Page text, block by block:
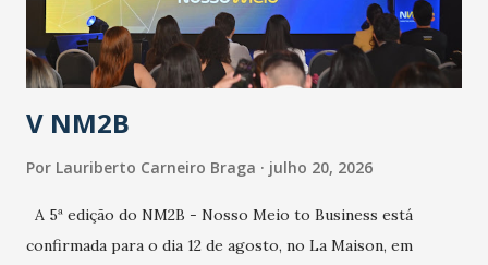
contaminação alta, podendo gerar um grande risco à
população e ao sistema de saúde. “Precisamos saber fazer a
estratificação do risco da doença, para não so...
V NM2B
Por Lauriberto Carneiro Braga julho 20, 2026
A 5ª edição do NM2B - Nosso Meio to Business está
confirmada para o dia 12 de agosto, no La Maison, em